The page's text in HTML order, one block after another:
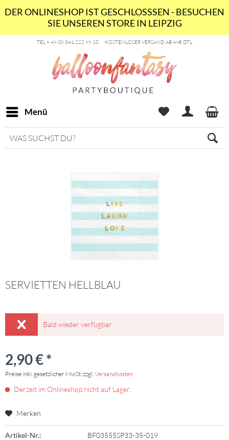
DER ONLINESHOP IST GESCHLOSSSEN - BESUCHEN
SIE UNSEREN STORE IN LEIPZIG
TEL + 49 (0) 341 222 99 10 KOSTENLOSER VERSAND AB 49€ DTL
Menü
SERVIETTEN HELLBLAU
Bald wieder verfügbar.
2,90 € *
Preise inkl. gesetzlicher MwSt. zzgl.Versandkosten
Derzeit im Onlineshop nicht auf Lager.
Merken
Artikel-Nr.: BF03555SP33-35-019